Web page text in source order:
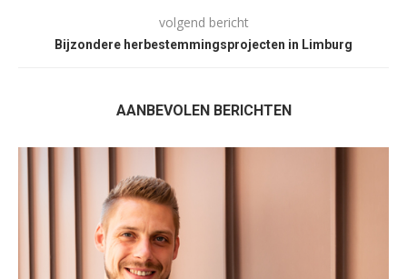
volgend bericht
Bijzondere herbestemmingsprojecten in Limburg
AANBEVOLEN BERICHTEN